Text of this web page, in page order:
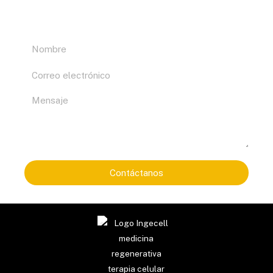
Nombre
Correo
Mensaje
Contáctanos